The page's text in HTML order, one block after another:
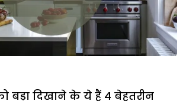
बड़ा दिखाने के ये हैं 4 बेहतरीन